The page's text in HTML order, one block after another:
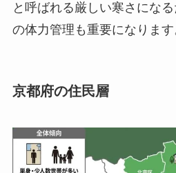
と呼ばれる厳しい寒さにな
の体力管理も重要になります
京都府の住民層